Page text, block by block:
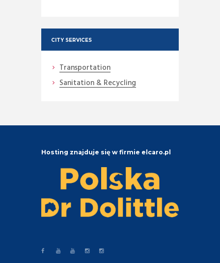
CITY SERVICES
Transportation
Sanitation & Recycling
Hosting znajduje się w firmie elcaro.pl